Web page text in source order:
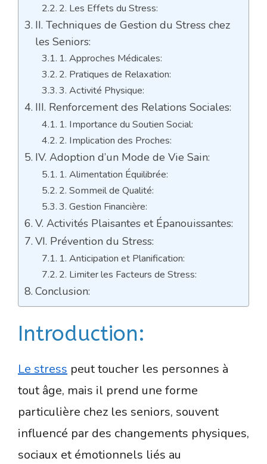
2. Les Effets du Stress:
II. Techniques de Gestion du Stress chez
les Seniors:
1. Approches Médicales:
2. Pratiques de Relaxation:
3. Activité Physique:
III. Renforcement des Relations Sociales:
1. Importance du Soutien Social:
2. Implication des Proches:
IV. Adoption d’un Mode de Vie Sain:
1. Alimentation Équilibrée:
2. Sommeil de Qualité:
3. Gestion Financière:
V. Activités Plaisantes et Épanouissantes:
VI. Prévention du Stress:
1. Anticipation et Planification:
2. Limiter les Facteurs de Stress:
Conclusion:
Introduction:
Le stress peut toucher les personnes à
tout âge, mais il prend une forme
particulière chez les seniors, souvent
influencé par des changements physiques,
sociaux et émotionnels liés au